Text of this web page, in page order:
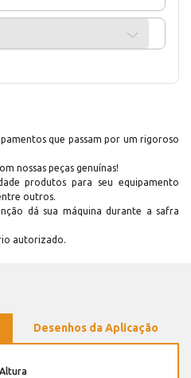
que passam por um rigoroso
nossas peças genuínas!
produtos para seu equipamento
outros.
dá sua máquina durante a safra
autorizado.
Desenhos da Aplicação
Altura